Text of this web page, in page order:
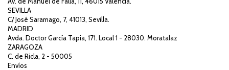
SEVILLA
C/ José Saramago, 7, 41013, Sevilla.
MADRID
Avda. Doctor García Tapia, 171. Local 1 - 28030. Moratalaz
ZARAGOZA
C. de Ricla, 2 - 50005
Envíos